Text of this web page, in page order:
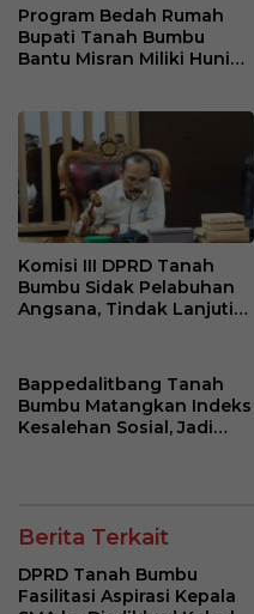
Program Bedah Rumah
Bupati Tanah Bumbu
Bantu Misran Miliki Hunian
Komisi III DPRD Tanah
Bumbu Sidak Pelabuhan
Angsana, Tindak Lanjuti
Bappedalitbang Tanah
Bumbu Matangkan Indeks
Kesalehan Sosial, Jadi
Berita Terkait
DPRD Tanah Bumbu
Fasilitasi Aspirasi Kepala